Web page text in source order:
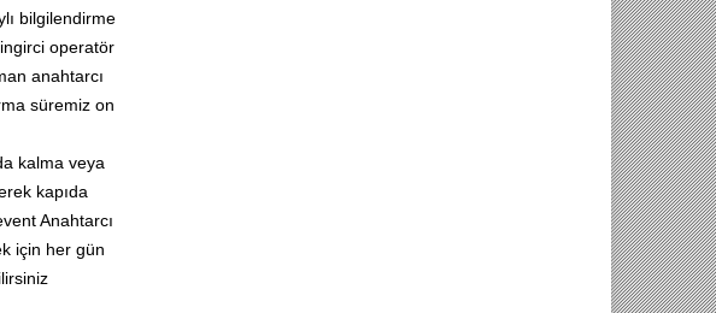
bilgilendirme
operatör
anahtarcı
süremiz on
kalma veya
kapıda
Anahtarcı
için her gün